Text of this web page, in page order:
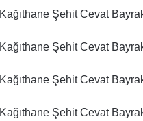
Kağıthane Şehit Cevat
Kağıthane Şehit Cevat
Kağıthane Şehit Cevat
Kağıthane Şehit Cevat